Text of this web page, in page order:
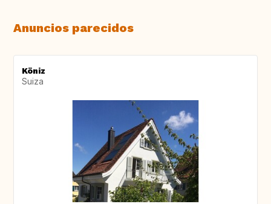
Anuncios parecidos
Köniz
Suiza